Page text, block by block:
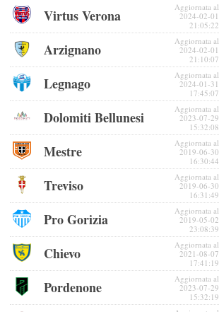
Virtus Verona
Aggiornata al
2024-02-01
21:05:22
Arzignano
Aggiornata al
2024-02-01
21:10:07
Legnago
Aggiornata al
2024-01-31
17:45:07
Dolomiti Bellunesi
Aggiornata al
2023-07-29
15:32:08
Mestre
Aggiornata al
2019-06-30
16:30:44
Treviso
Aggiornata al
2019-06-30
16:31:49
Pro Gorizia
Aggiornata al
2019-05-02
23:08:39
Chievo
Aggiornata al
2021-08-07
17:41:19
Pordenone
Aggiornata al
2023-07-29
15:32:19